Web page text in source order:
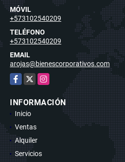
MÓVIL
+573102540209
TELÉFONO
+573102540209
EMAIL
arojas@bienescorporativos.com
Facebook
X Instagram
INFORMACIÓN
Inicio
Ventas
Alquiler
Servicios